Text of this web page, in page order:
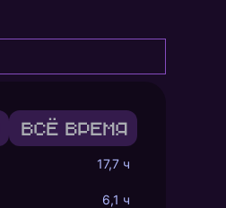
Всё время
17,7 ч
6,1 ч